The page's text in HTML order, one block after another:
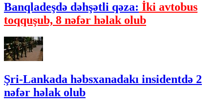
Banqladeşdə dəhşətli qəza: İki avtobus
toqquşub, 8 nəfər həlak olub
Şri-Lankada həbsxanadakı insidentdə 2
nəfər həlak olub